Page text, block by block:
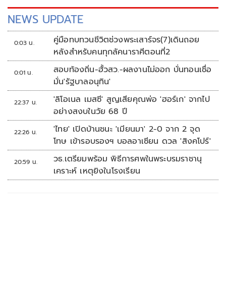
NEWS UPDATE
0:03 น.
คู่มือทบทวนชีวิตช่วงพระเสาร์จร(7)เดินถอย
หลังสำหรับคนทุกลัคนาราศีตอนที่2
0:01 น.
สอบท้องถิ่น-ฮั้วสว.-ผลงานไม่ออก บั่นทอนเชื่อ
มั่น'รัฐบาลอนุทิน'
22:37 น.
'ลิโอเนล เมสซี' สูญเสียคุณพ่อ 'ฮอร์เก' จากไป
อย่างสงบในวัย 68 ปี
22:26 น.
'ไทย' เปิดบ้านชนะ 'เมียนมา' 2-0 จาก 2 จุด
โทษ เข้ารอบรองฯ บอลอาเซียน ดวล 'สิงคโปร์'
20:59 น.
วธ.เตรียมพร้อม พิธีการศพในพระบรมราชานุ
เคราะห์ เหตุยิงในโรงเรียน